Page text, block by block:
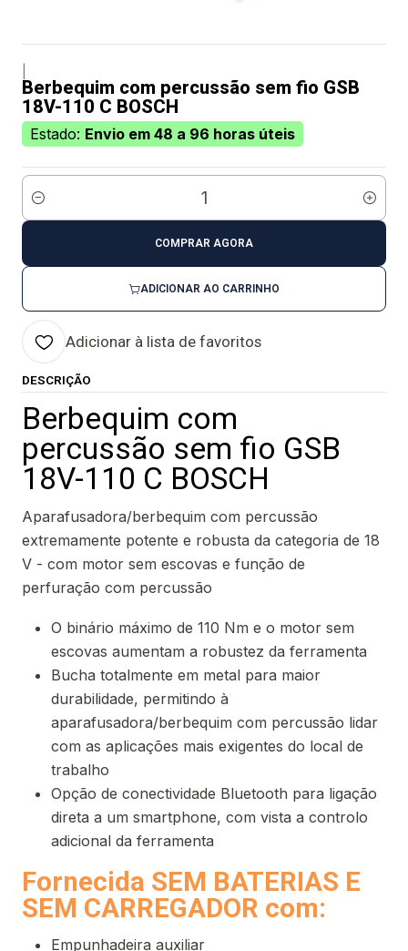
Berbequim com percussão sem fio GSB
18V-110 C BOSCH
Estado: Envio em 48 a 96 horas úteis
Quantidade
ADICIONAR AO CARRINHO
COMPRAR AGORA
Adicionar à lista de favoritos
DESCRIÇÃO
Berbequim com
percussão sem fio GSB
18V-110 C BOSCH
Aparafusadora/berbequim com percussão
extremamente potente e robusta da categoria de 18
V - com motor sem escovas e função de
perfuração com percussão
O binário máximo de 110 Nm e o motor sem
escovas aumentam a robustez da ferramenta
Bucha totalmente em metal para maior
durabilidade, permitindo à
aparafusadora/berbequim com percussão lidar
com as aplicações mais exigentes do local de
trabalho
Opção de conectividade Bluetooth para ligação
direta a um smartphone, com vista a controlo
adicional da ferramenta
Fornecida SEM BATERIAS E
SEM CARREGADOR com:
Empunhadeira auxiliar